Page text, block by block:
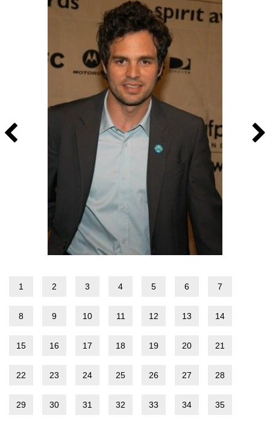
1 2 3 4 5 6 7
8 9 10 11 12 13 14
15 16 17 18 19 20 21
22 23 24 25 26 27 28
29 30 31 32 33 34 35